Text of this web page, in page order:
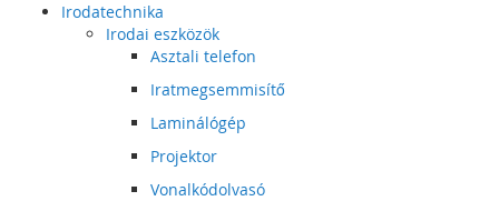
Irodatechnika
Irodai eszközök
Asztali telefon
Iratmegsemmisítő
Laminálógép
Projektor
Vonalkódolvasó